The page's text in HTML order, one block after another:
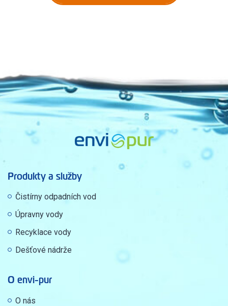
Produkty a služby
Čistírny odpadních vod
Úpravny vody
Recyklace vody
Dešťové nádrže
O envi-pur
O nás